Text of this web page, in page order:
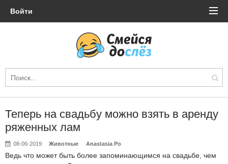
Войти
Теперь на свадьбу можно взять в аренду
ряженных лам
08-06-2019 Животные Anastasia Po
Ведь что может быть более запоминающимся на свадьбе, чем